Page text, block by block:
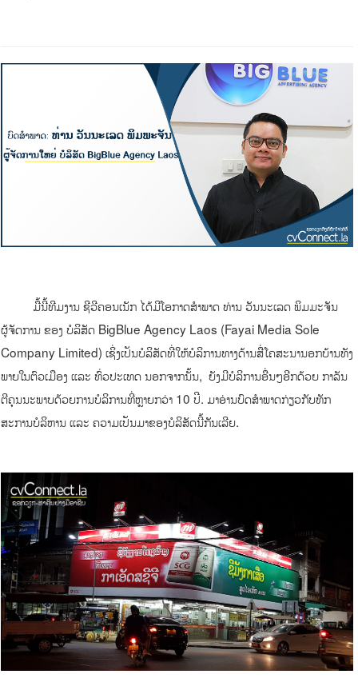
ມື້ນີ້ທີມງານ ຊີວີຄອນເນັກ ໄດ້ມີໂອກາດສໍາພາດ ທ່ານ ວັນນະເລດ ພິມມະຈັນ
ຜູ້ຈັດການ ຂອງ ບໍລິສັດ BigBlue Agency Laos (Fayai Media Sole
Company Limited) ເຊິ່ງເປັນບໍລິສັດທີ່ໃຫ້ບໍລິການທາງດ້ານສື່ໂຄສະນານອກບ້ານທັງ
ພາຍໃນຕົວເມືອງ ແລະ ທົ່ວປະເທດ ນອກຈາກນັ້ນ, ຍັງມີບໍລິການອື່ນໆອີກດ້ວຍ ກາລັນ
ຕີຄຸນນະພາບດ້ວຍການບໍລິການທີ່ຫຼາຍກວ່າ 10 ປີ. ມາອ່ານບົດສໍາພາດກ່ຽວກັບທັກ
ສະການບໍລິຫານ ແລະ ຄວາມເປັນມາຂອງບໍລິສັດນີ້ກັນເລີຍ.